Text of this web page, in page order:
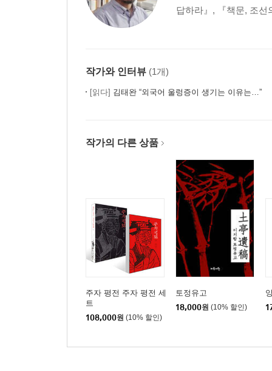
7장 부국강병을 위한 인재등용
책문 속으로: 사화의 흔적들, 군자를 찾아서
8장 올바른 교육의 길
책문 속으로: 유가 지식인의 지상과제, 정치와 교육
책문: 육부의 관리를 어떻게 개혁해야 하는가?(명
대책: 정치는 결국, 사람에게 달려 있습니다(김효원)
책문 속으로: 주자의 마스터 플랜
10장 난세의 국가경영
책문: 정벌이냐 화친이냐?(광해군)
대책: 정벌은 힘, 화친은 형세에 달려 있습니다(박
책문 속으로: 조선이 선택한 문치주의의 운명
답하라』, 『책문, 조선
작가와 인터뷰 (1개)
[읽다] 김태완 “외국어 울렁증이 생기는 이유는…”
작가의 다른 상품
주자 평전 주자 평전 세
트
108,000원 (10% 할인)
토정유고
18,000원 (10% 할인)